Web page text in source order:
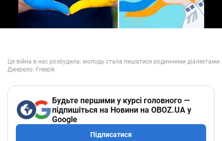
Будьте першими у курсі головного —
підпишіться на Новини на OBOZ.UA у
Google
Підписатися